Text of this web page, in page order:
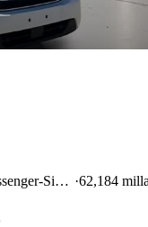
150 XLT Low Roof AWD with Sliding Passenger-Side Door 62,184